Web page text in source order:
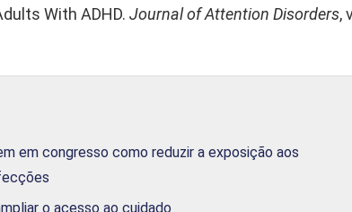
With ADHD. Journal of Attention Disorders,
em congresso como reduzir a exposição aos
o acesso ao cuidado